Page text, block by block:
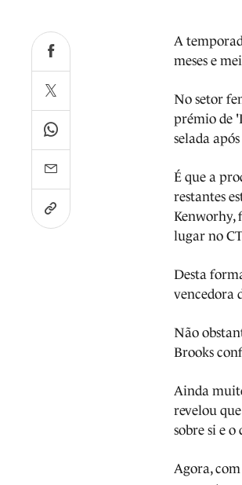
A
meses e
No setor
prémio de
selada
É que a
restantes
Kenworhy,
lugar no
Desta
vencedora
Não
Brooks
Ainda
revelou
sobre si e
Agora,